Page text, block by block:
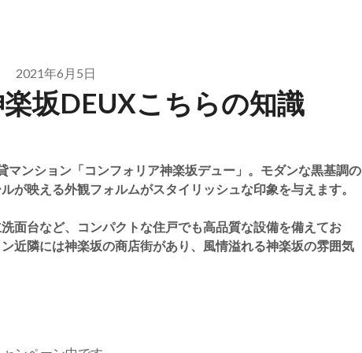
2021年6月5日
坂DEUXこちらの知識
ンション「コンフォリア神楽坂デュー」。モダンな黒基調の
が映える外観フォルムがスタイリッシュな印象を与えます。
面台など、コンパクトな住戸でも高品質な設備を備えてお
近隣には神楽坂の商店街があり、風情溢れる神楽坂の雰囲気